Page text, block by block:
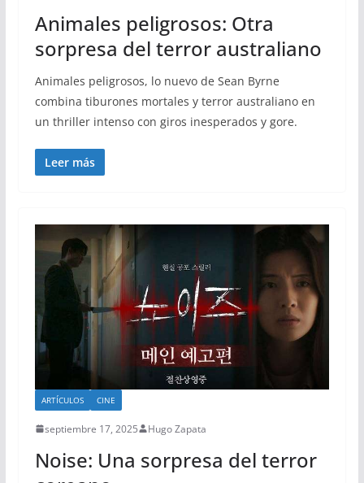
Animales peligrosos: Otra
sorpresa del terror australiano
Animales peligrosos, lo nuevo de Sean Byrne
combina tiburones mortales y terror australiano en
un thriller intenso con giros inesperados y gore.
Leer más
ARTÍCULOS CINE
septiembre 17, 2025 Hugo Zapata
Noise: Una sorpresa del terror